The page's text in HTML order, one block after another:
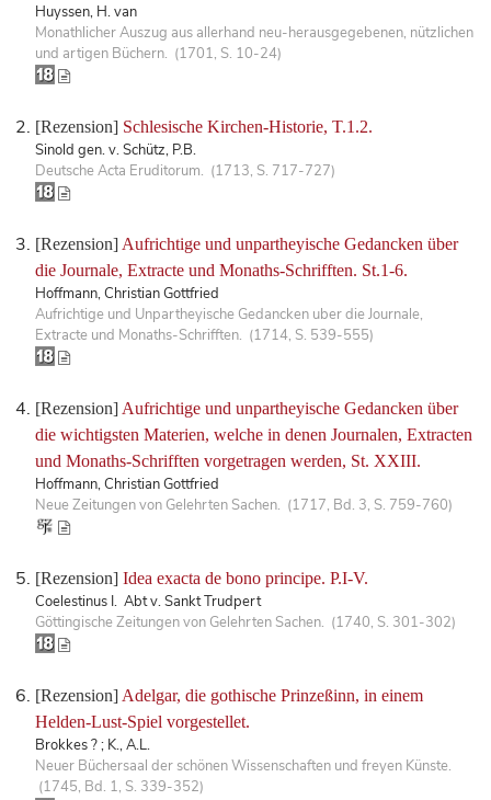
Huyssen, H. van
Monathlicher Auszug aus allerhand neu-herausgegebenen, nützlichen
und artigen Büchern. (1701, S. 10-24)
[Rezension] Schlesische Kirchen-Historie, T.1.2.
Sinold gen. v. Schütz, P.B.
Deutsche Acta Eruditorum. (1713, S. 717-727)
[Rezension] Aufrichtige und unpartheyische Gedancken über
die Journale, Extracte und Monaths-Schrifften. St.1-6.
Hoffmann, Christian Gottfried
Aufrichtige und Unpartheyische Gedancken uber die Journale,
Extracte und Monaths-Schrifften. (1714, S. 539-555)
[Rezension] Aufrichtige und unpartheyische Gedancken über
die wichtigsten Materien, welche in denen Journalen, Extracten
und Monaths-Schrifften vorgetragen werden, St. XXIII.
Hoffmann, Christian Gottfried
Neue Zeitungen von Gelehrten Sachen. (1717, Bd. 3, S. 759-760)
[Rezension] Idea exacta de bono principe. P.I-V.
Coelestinus I. Abt v. Sankt Trudpert
Göttingische Zeitungen von Gelehrten Sachen. (1740, S. 301-302)
[Rezension] Adelgar, die gothische Prinzeßinn, in einem
Helden-Lust-Spiel vorgestellet.
Brokkes ? ; K., A.L.
Neuer Büchersaal der schönen Wissenschaften und freyen Künste.
(1745, Bd. 1, S. 339-352)